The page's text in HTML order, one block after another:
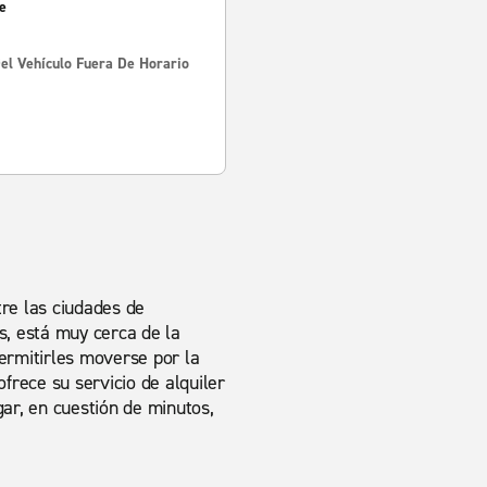
Vehículo Fuera De Horario
las ciudades de
está muy cerca de la
moverse por la
su servicio de alquiler
en cuestión de minutos,